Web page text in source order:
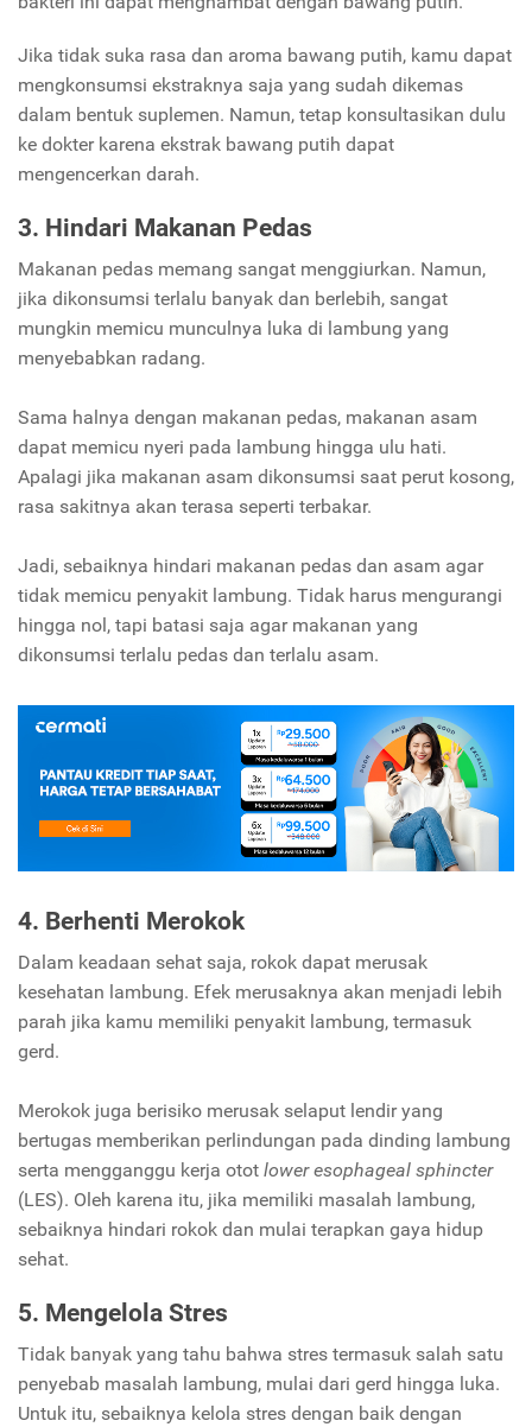
Jika tidak suka rasa dan aroma bawang putih, kamu dapat
mengkonsumsi ekstraknya saja yang sudah dikemas
dalam bentuk suplemen. Namun, tetap konsultasikan dulu
ke dokter karena ekstrak bawang putih dapat
mengencerkan darah.
3. Hindari Makanan Pedas
Makanan pedas memang sangat menggiurkan. Namun,
jika dikonsumsi terlalu banyak dan berlebih, sangat
mungkin memicu munculnya luka di lambung yang
menyebabkan radang.
Sama halnya dengan makanan pedas, makanan asam
dapat memicu nyeri pada lambung hingga ulu hati.
Apalagi jika makanan asam dikonsumsi saat perut kosong,
rasa sakitnya akan terasa seperti terbakar.
Jadi, sebaiknya hindari makanan pedas dan asam agar
tidak memicu penyakit lambung. Tidak harus mengurangi
hingga nol, tapi batasi saja agar makanan yang
dikonsumsi terlalu pedas dan terlalu asam.
4. Berhenti Merokok
Dalam keadaan sehat saja, rokok dapat merusak
kesehatan lambung. Efek merusaknya akan menjadi lebih
parah jika kamu memiliki penyakit lambung, termasuk
gerd.
Merokok juga berisiko merusak selaput lendir yang
bertugas memberikan perlindungan pada dinding lambung
serta mengganggu kerja otot lower esophageal sphincter
(LES). Oleh karena itu, jika memiliki masalah lambung,
sebaiknya hindari rokok dan mulai terapkan gaya hidup
sehat.
5. Mengelola Stres
Tidak banyak yang tahu bahwa stres termasuk salah satu
penyebab masalah lambung, mulai dari gerd hingga luka.
Untuk itu, sebaiknya kelola stres dengan baik dengan